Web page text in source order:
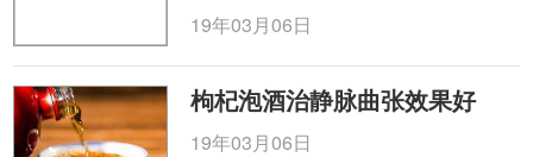
19年03月06日
枸杞泡酒治静脉曲张效果好
19年03月06日